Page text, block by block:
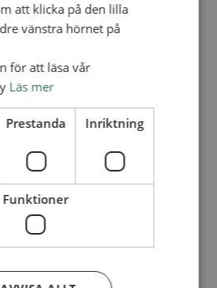
UTVECKLING
initiativ
och miljö
bästa – överallt
verktygslåda
och lönehantering
att klicka på den lilla
vänstra hörnet på
för att läsa vår
Läs mer
Prestanda Inriktning
Funktioner